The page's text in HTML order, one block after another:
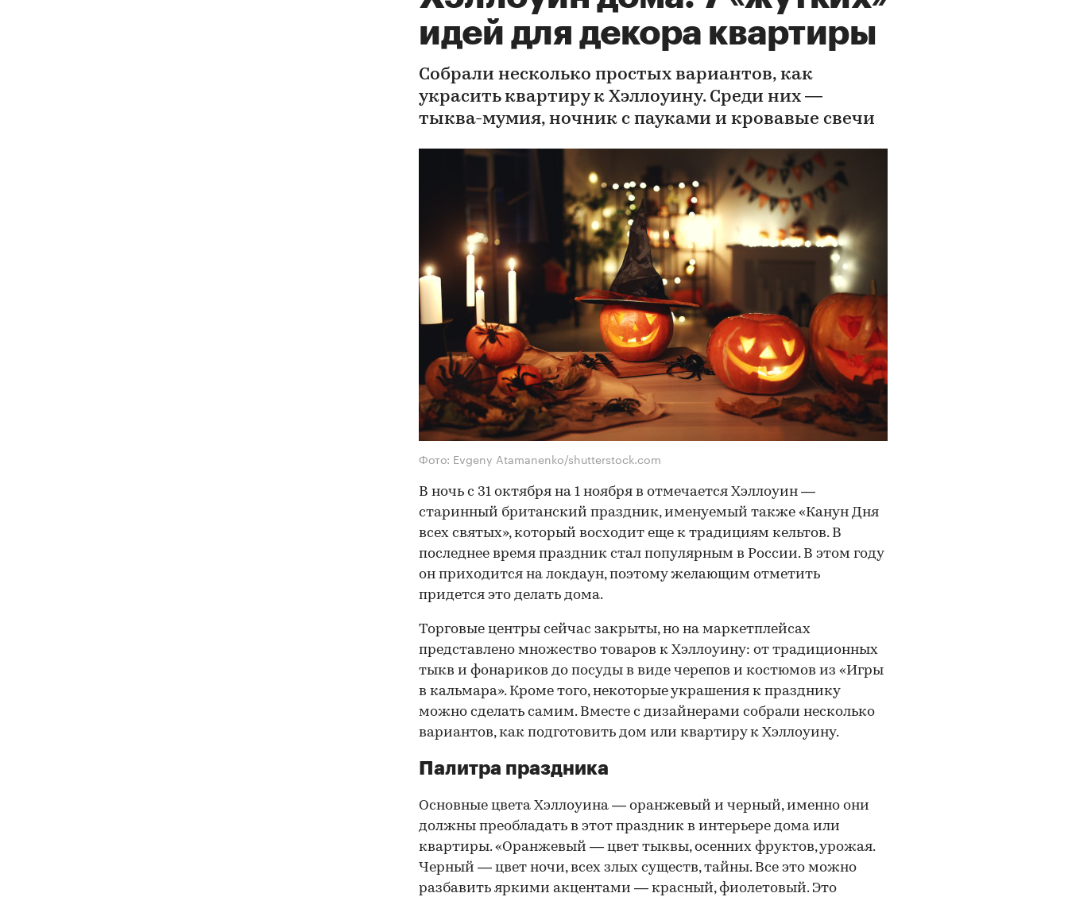
идей для декора квартиры
Собрали несколько простых вариантов, как
украсить квартиру к Хэллоуину. Среди них —
тыква-мумия, ночник с пауками и кровавые свечи
Фото: Evgeny Atamanenko/shutterstock.com
В ночь с 31 октября на 1 ноября в отмечается Хэллоуин —
старинный британский праздник, именуемый также «Канун Дня
всех святых», который восходит еще к традициям кельтов. В
последнее время праздник стал популярным в России. В этом году
он приходится на локдаун, поэтому желающим отметить
придется это делать дома.
Торговые центры сейчас закрыты, но на маркетплейсах
представлено множество товаров к Хэллоуину: от традиционных
тыкв и фонариков до посуды в виде черепов и костюмов из «Игры
в кальмара». Кроме того, некоторые украшения к празднику
можно сделать самим. Вместе с дизайнерами собрали несколько
вариантов, как подготовить дом или квартиру к Хэллоуину.
Палитра праздника
Основные цвета Хэллоуина — оранжевый и черный, именно они
должны преобладать в этот праздник в интерьере дома или
квартиры. «Оранжевый — цвет тыквы, осенних фруктов, урожая.
Черный — цвет ночи, всех злых существ, тайны. Все это можно
разбавить яркими акцентами — красный, фиолетовый. Это